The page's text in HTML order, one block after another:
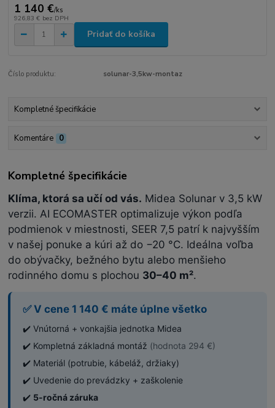
1 140 €/ks
926,83 € bez DPH
Pridať do košíka
Číslo produktu: solunar-3,5kw-montaz
Kompletné špecifikácie
Komentáre 0
Kompletné špecifikácie
Klíma, ktorá sa učí od vás. Midea Solunar v 3,5 kW
verzii. AI ECOMASTER optimalizuje výkon podľa
podmienok v miestnosti, SEER 7,5 patrí k najvyšším
v našej ponuke a kúri až do −20 °C. Ideálna voľba
do obývačky, bežného bytu alebo menšieho
rodinného domu s plochou 30–40 m².
✅ V cene 1 140 € máte úplne všetko
✔️ Vnútorná + vonkajšia jednotka Midea
✔️ Kompletná základná montáž (hodnota 294 €)
✔️ Materiál (potrubie, kábeláž, držiaky)
✔️ Uvedenie do prevádzky + zaškolenie
✔️ 5-ročná záruka